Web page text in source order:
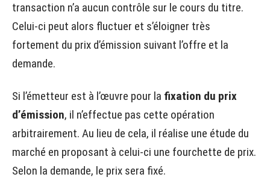
transaction n’a aucun contrôle sur le cours du titre.
Celui-ci peut alors fluctuer et s’éloigner très
fortement du prix d’émission suivant l’offre et la
demande.
Si l’émetteur est à l’œuvre pour la fixation du prix
d’émission, il n’effectue pas cette opération
arbitrairement. Au lieu de cela, il réalise une étude du
marché en proposant à celui-ci une fourchette de prix.
Selon la demande, le prix sera fixé.